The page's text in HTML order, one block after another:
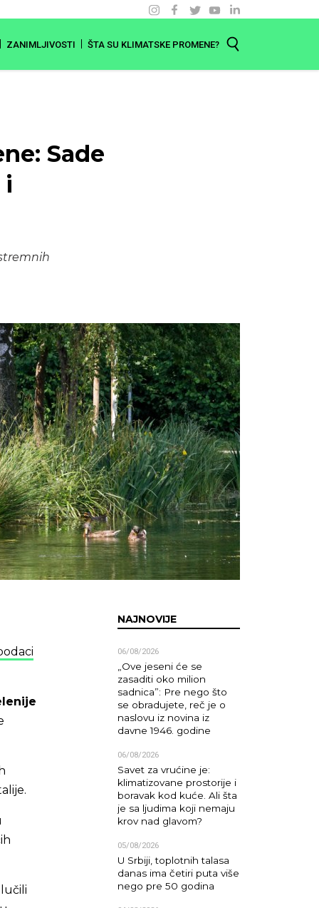
ZANIMLJIVOSTI ŠTA SU KLIMATSKE PROMENE?
Sade
i
NAJNOVIJE
06/08/2026
„Ove jeseni će se
zasaditi oko milion
sadnica”: Pre nego što
se obradujete, reč je o
naslovu iz novina iz
davne 1946. godine
06/08/2026
Savet za vrućine je:
klimatizovane prostorije i
boravak kod kuće. Ali šta
je sa ljudima koji nemaju
krov nad glavom?
05/08/2026
U Srbiji, toplotnih talasa
danas ima četiri puta više
nego pre 50 godina